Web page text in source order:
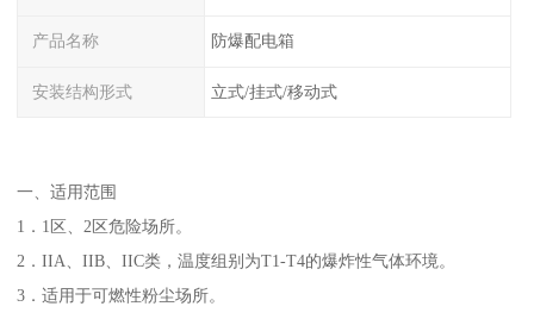
产品名称 防爆配电箱
安装结构形式 立式/挂式/移动式
一、适用范围
1．1区、2区危险场所。
2．IIA、IIB、IIC类，温度组别为T1-T4的爆炸性气体环境。
3．适用于可燃性粉尘场所。